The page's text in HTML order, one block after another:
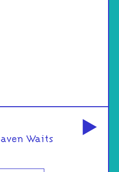
Waits